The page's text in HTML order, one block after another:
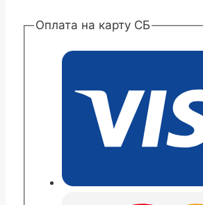
Оплата на карту СБ